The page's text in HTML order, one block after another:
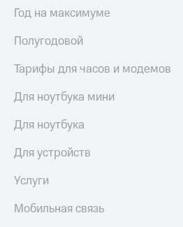
Контакты
деловая этика
Год на максимуме
Полугодовой
Тарифы для часов и модемов
Для ноутбука мини
Для ноутбука
Для устройств
Услуги
Мобильная связь